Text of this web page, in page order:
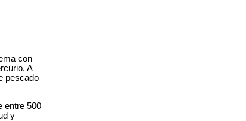
con
A
pescado
entre 500
y